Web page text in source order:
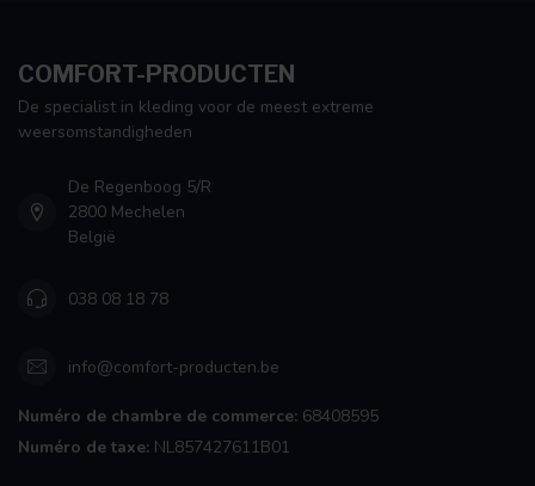
COMFORT-PRODUCTEN
De specialist in kleding voor de meest extreme
weersomstandigheden
De Regenboog 5/R
2800 Mechelen
België
038 08 18 78
info@comfort-producten.be
Numéro de chambre de commerce: 68408595
Numéro de taxe: NL857427611B01